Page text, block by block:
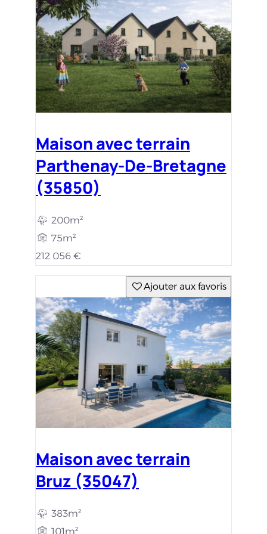
Maison avec terrain
Parthenay-De-Bretagne
(35850)
200m²
75m²
212 056 €
Ajouter aux favoris
Maison avec terrain
Bruz (35047)
383m²
101m²